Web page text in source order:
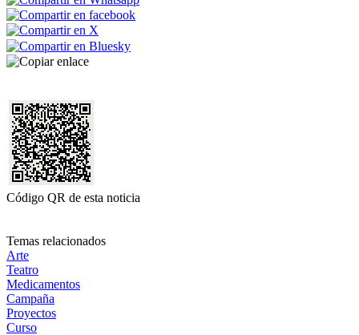
Código QR de esta noticia
Temas relacionados
Arte
Teatro
Medicamentos
Campaña
Proyectos
Curso